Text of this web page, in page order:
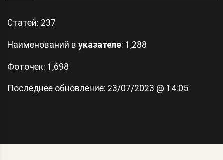
Статей: 237
Наименований в указателе: 1,288
Фоточек: 1,698
Последнее обновление: 23/07/2023 @ 14:05